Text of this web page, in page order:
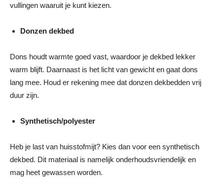
vullingen waaruit je kunt kiezen.
Donzen dekbed
Dons houdt warmte goed vast, waardoor je dekbed lekker
warm blijft. Daarnaast is het licht van gewicht en gaat dons
lang mee. Houd er rekening mee dat donzen dekbedden vrij
duur zijn.
Synthetisch/polyester
Heb je last van huisstofmijt? Kies dan voor een synthetisch
dekbed. Dit materiaal is namelijk onderhoudsvriendelijk en
mag heet gewassen worden.